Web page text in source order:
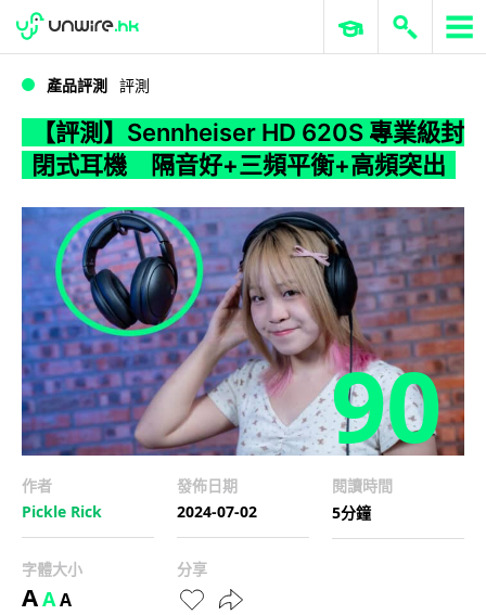
WWDC 2026 ERP 與商業 AI
產品評測 評測
【評測】Sennheiser HD 620S 專業級封
閉式耳機 隔音好+三頻平衡+高頻突出
90
作者
Pickle Rick
發佈日期
2024-07-02
閱讀時間
5分鐘
字體大小
AAA
分享